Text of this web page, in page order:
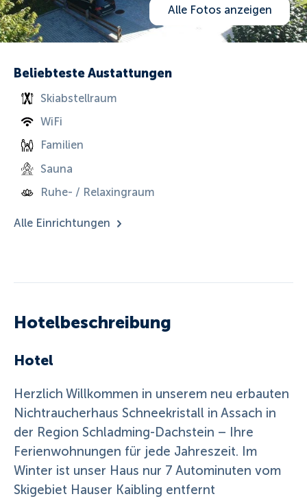
Alle Fotos anzeigen
Beliebteste Austattungen
Skiabstellraum
WiFi
Familien
Sauna
Ruhe- / Relaxingraum
Alle Einrichtungen
Hotelbeschreibung
Hotel
Herzlich Willkommen in unserem neu erbauten
Nichtraucherhaus Schneekristall in Assach in
der Region Schladming-Dachstein – Ihre
Ferienwohnungen für jede Jahreszeit. Im
Winter ist unser Haus nur 7 Autominuten vom
Skigebiet Hauser Kaibling entfernt